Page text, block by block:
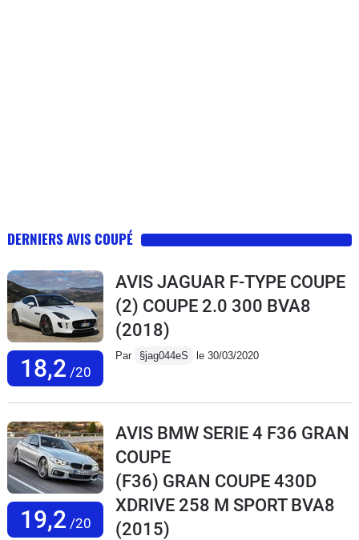
DERNIERS AVIS COUPÉ
18,2 /20
AVIS JAGUAR F-TYPE COUPE
(2) COUPE 2.0 300 BVA8
(2018)
Par §jag044eS le 30/03/2020
19,2 /20
AVIS BMW SERIE 4 F36 GRAN
COUPE
(F36) GRAN COUPE 430D
XDRIVE 258 M SPORT BVA8
(2015)